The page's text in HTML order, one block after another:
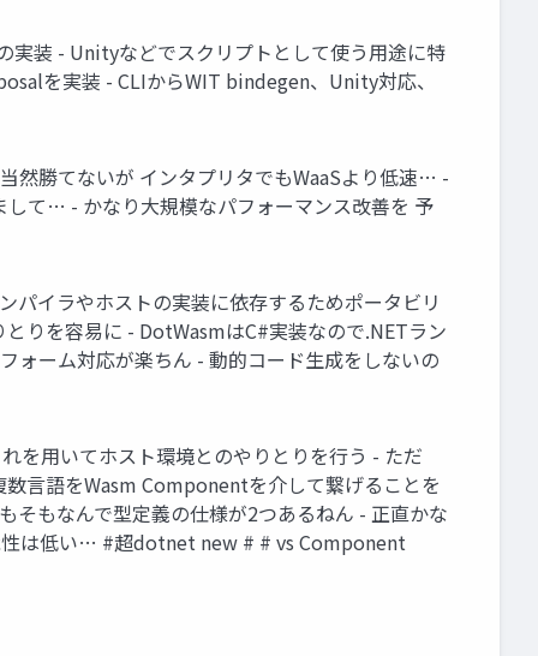
装 - Unityなどでスクリプトとして使う用途に特
を実装 - CLIからWIT bindegen、Unity対応、
然勝てないが インタプリタでもWaaSより低速… -
て… - かなり大規模なパフォーマンス改善を 予
イラやホストの実装に依存するためポータビリ
りを容易に - DotWasmはC#実装なので.NETラン
ォーム対応が楽ちん - 動的コード生成をしないの
を用いてホスト環境とのやりとりを行う - ただ
言語をWasm Componentを介して繋げることを
もなんで型定義の仕様が2つあるねん - 正直かな
性は低い… #超dotnet new # # vs Component